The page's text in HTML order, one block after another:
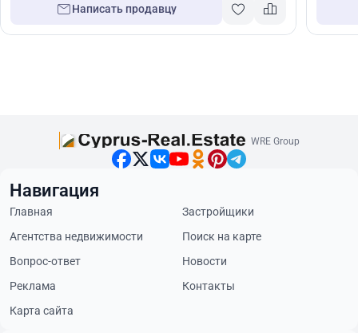
Написать продавцу
WRE Group
Навигация
Главная
Застройщики
Агентства недвижимости
Поиск на карте
Вопрос-ответ
Новости
Реклама
Контакты
Карта сайта